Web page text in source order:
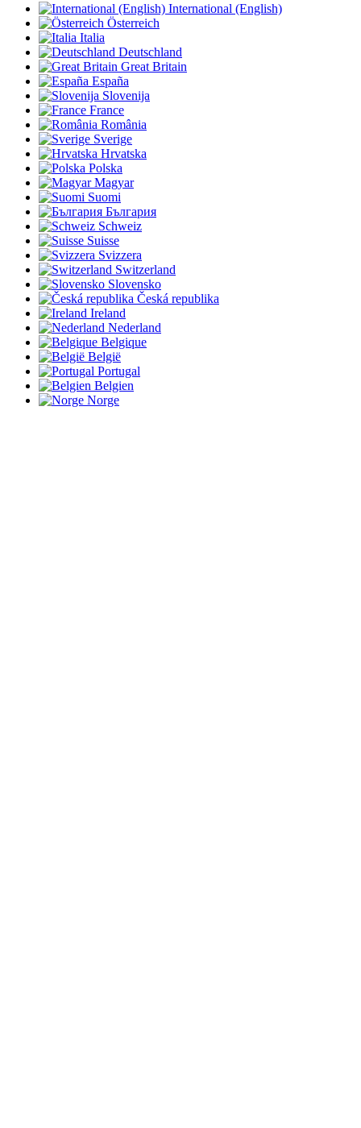
International (English)
Österreich
Italia
Deutschland
Great Britain
España
Slovenija
France
România
Sverige
Hrvatska
Polska
Magyar
Suomi
България
Schweiz
Suisse
Svizzera
Switzerland
Slovensko
Česká republika
Ireland
Nederland
Belgique
België
Portugal
Belgien
Norge